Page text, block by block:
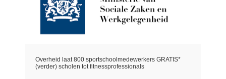
Overheid laat 800 sportschoolmedewerkers GRATIS*
(verder) scholen tot fitnessprofessionals